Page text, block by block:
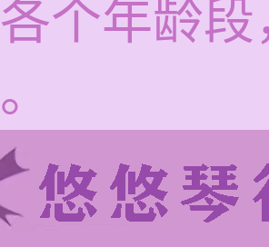
个年龄